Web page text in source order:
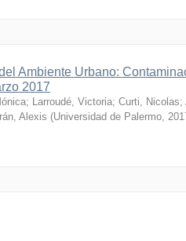
Ambiente Urbano:
2017
; Larroudé, Victoria; Curti, Nicolas;
Alexis (Universidad de Palermo,